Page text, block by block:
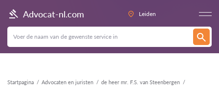
Advocat-nl.com Leiden
Startpagina Advocaten en juristen de heer mr. F.S. van Steenbergen
Terug